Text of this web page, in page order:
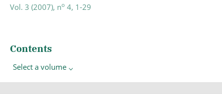
Vol. 3 (2007), no 4, 1-29
Contents
Select a volume